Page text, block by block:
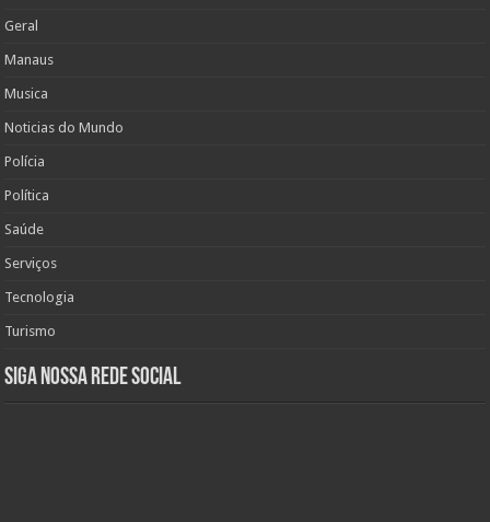
Geral
Manaus
Musica
Noticias do Mundo
Polícia
Política
Saúde
Serviços
Tecnologia
Turismo
Siga nossa rede social